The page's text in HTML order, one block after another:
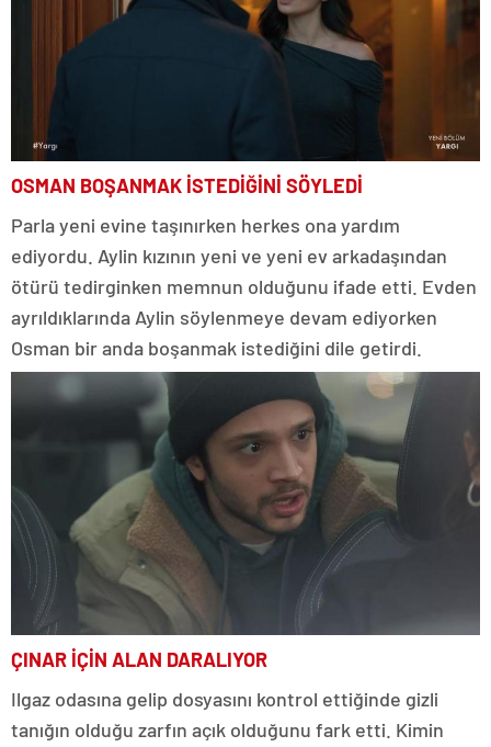
OSMAN BOŞANMAK İSTEDİĞİNİ SÖYLEDİ
Parla yeni evine taşınırken herkes ona yardım
ediyordu. Aylin kızının yeni ve yeni ev arkadaşından
ötürü tedirginken memnun olduğunu ifade etti. Evden
ayrıldıklarında Aylin söylenmeye devam ediyorken
Osman bir anda boşanmak istediğini dile getirdi.
ÇINAR İÇİN ALAN DARALIYOR
Ilgaz odasına gelip dosyasını kontrol ettiğinde gizli
tanığın olduğu zarfın açık olduğunu fark etti. Kimin